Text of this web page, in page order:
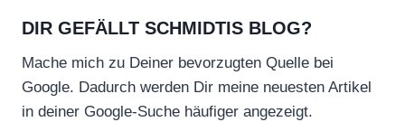
DIR GEFÄLLT SCHMIDTIS BLOG?
Mache mich zu Deiner bevorzugten Quelle bei
Google. Dadurch werden Dir meine neuesten Artikel
in deiner Google-Suche häufiger angezeigt.